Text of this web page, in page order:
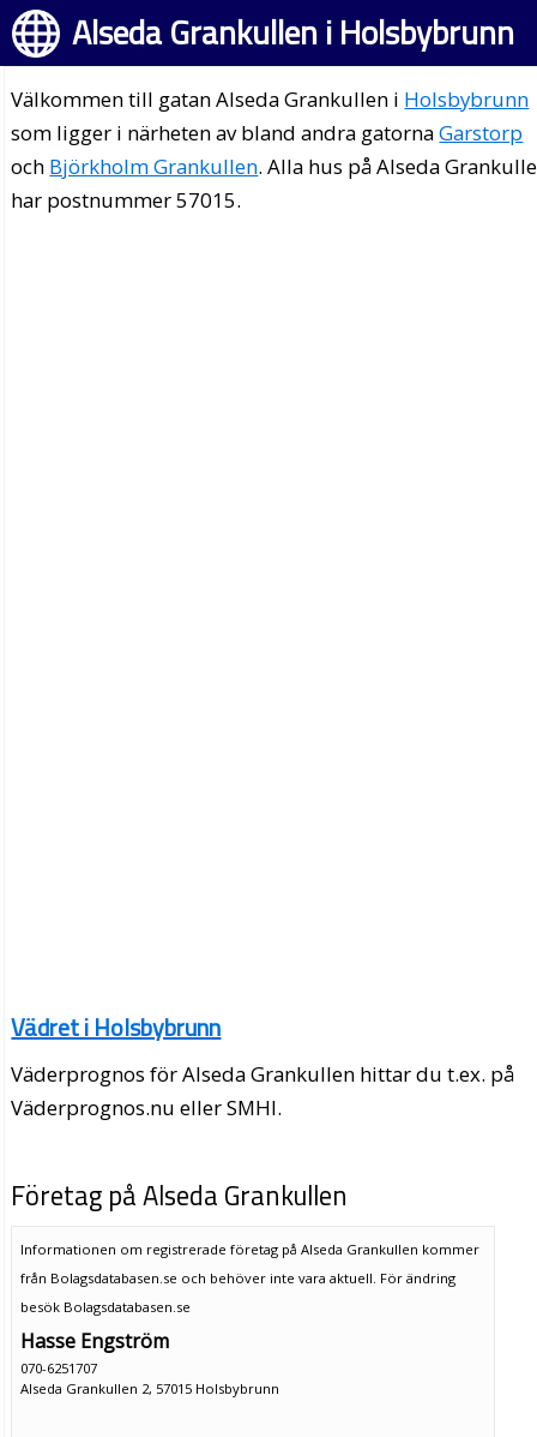
Alseda Grankullen i Holsbybrunn
Välkommen till gatan Alseda Grankullen i Holsbybrunn
som ligger i närheten av bland andra gatornaGarstorp
och Björkholm Grankullen. Alla hus på Alseda
har postnummer 57015.
Vädret i Holsbybrunn
Väderprognos för Alseda Grankullen hittar du t.ex. på
Väderprognos.nu eller SMHI.
Företag på Alseda Grankullen
Informationen om registrerade företag på Alseda Grankullen kommer
från Bolagsdatabasen.se och behöver inte vara aktuell. För ändring
besök Bolagsdatabasen.se
Hasse Engström
070-6251707
Alseda Grankullen 2, 57015 Holsbybrunn